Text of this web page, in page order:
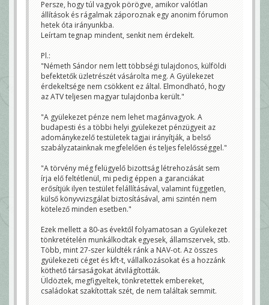
Persze, hogy túl vagyok pörögve, amikor valótlan
állítások és rágalmak záporoznak egy anonim fórumon
hetek óta irányunkba.
Leírtam tegnap mindent, senkit nem érdekelt.
Pl.:
"Németh Sándor nem lett többségi tulajdonos, külföldi
befektetők üzletrészét vásárolta meg. A Gyülekezet
érdekeltsége nem csökkent ez által. Elmondható, hogy
az ATV teljesen magyar tulajdonba került."
"A gyülekezet pénze nem lehet magánvagyok. A
budapesti és a többi helyi gyülekezet pénzügyeit az
adománykezelő testületek tagjai irányítják, a belső
szabályzatainknak megfelelően és teljes felelősséggel."
"A törvény még felügyelő bizottság létrehozását sem
írja elő feltétlenül, mi pedig éppen a garanciákat
erősítjük ilyen testület felállításával, valamint független,
külső könyvvizsgálat biztosításával, ami szintén nem
kötelező minden esetben."
Ezek mellett a 80-as évektől folyamatosan a Gyülekezet
tönkretételén munkálkodtak egyesek, államszervek, stb.
Több, mint 27-szer küldték ránk a NAV-ot. Az összes
gyülekezeti céget és kft-t, vállalkozásokat és a hozzánk
köthető társaságokat átvilágították.
Üldöztek, megfigyeltek, tönkretettek embereket,
családokat szakítottak szét, de nem találtak semmit.